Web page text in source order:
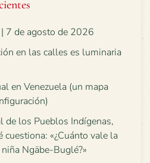
7 de agosto de 2026
en las calles es luminaria
en Venezuela (un mapa
de los Pueblos Indígenas,
«¿Cuánto vale la
Ngäbe-Buglé?»